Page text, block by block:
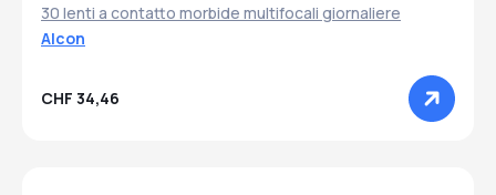
30 lenti a contatto morbide multifocali giornaliere
Alcon
CHF 34,46